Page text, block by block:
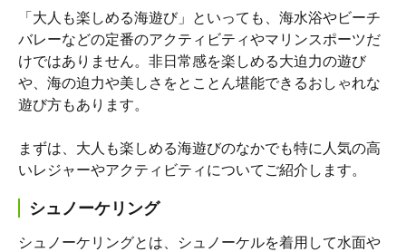
「大人も楽しめる海遊び」といっても、海水浴やビーチ
バレーなどの定番のアクティビティやマリンスポーツだ
けではありません。非日常感を楽しめる大迫力の遊び
や、海の迫力や美しさをとことん堪能できるおしゃれな
遊び方もあります。
まずは、大人も楽しめる海遊びのなかでも特に人気の高
いレジャーやアクティビティについてご紹介します。
シュノーケリング
シュノーケリングとは、シュノーケルを着用して水面や